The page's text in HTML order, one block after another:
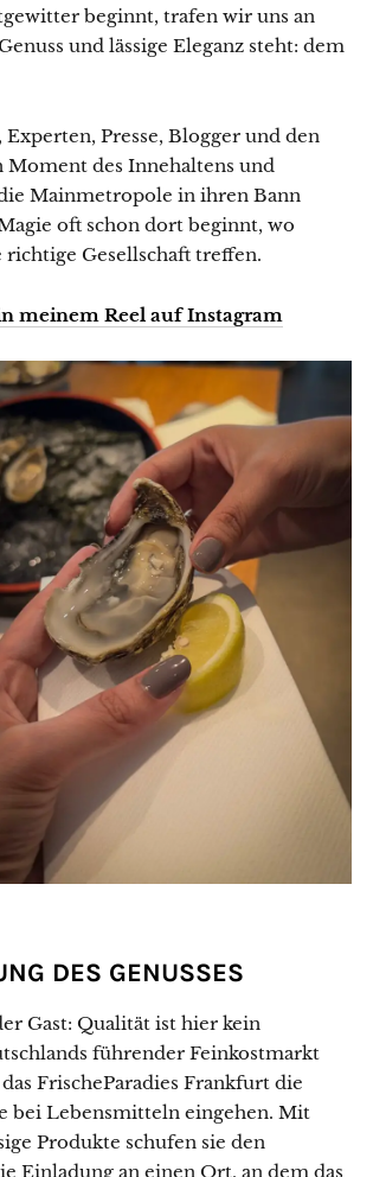
beginnt, trafen wir uns an
und lässige Eleganz steht: dem
Presse, Blogger und den
Moment des Innehaltens und
Mainmetropole in ihren Bann
oft schon dort beginnt, wo
Gesellschaft treffen.
meinem Reel auf Instagram
DES GENUSSES
Gast: Qualität ist hier kein
führender Feinkostmarkt
FrischeParadies Frankfurt die
bei Lebensmitteln eingehen. Mit
Produkte schufen sie den
Einladung an einen Ort, an dem das
bist du 1–2 Mal pro Woche
an meinen neuesten Rezepten,